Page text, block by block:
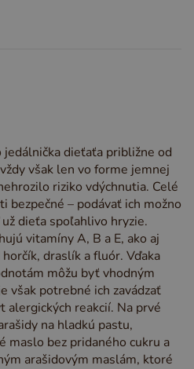
dieťaťa približne od
však len vo forme jemnej
riziko vdýchnutia. Celé
bezpečné – podávať ich možno
dieťa spoľahlivo hryzie.
vitamíny A, B a E, ako aj
draslík a fluór. Vďaka
môžu byť vhodným
však potrebné ich zavádzať
reakcií. Na prvé
na hladkú pastu,
maslo bez pridaného cukru a
arašidovým maslám, ktoré